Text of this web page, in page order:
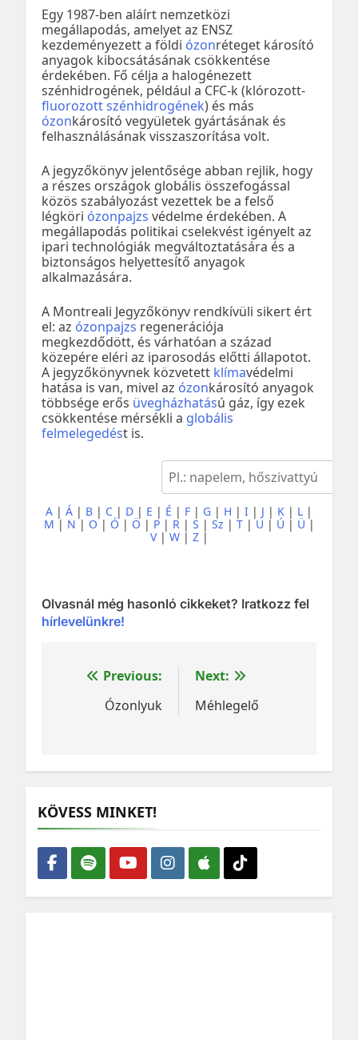
Egy 1987-ben aláírt nemzetközi
megállapodás, amelyet az ENSZ
kezdeményezett a földi ózonréteget károsító
anyagok kibocsátásának csökkentése
érdekében. Fő célja a halogénezett
szénhidrogének, például a CFC-k (klórozott-
fluorozott szénhidrogének) és más
ózonkárosító vegyületek gyártásának és
felhasználásának visszaszorítása volt.
A jegyzőkönyv jelentősége abban rejlik, hogy
a részes országok globális összefogással
közös szabályozást vezettek be a felső
légköri ózonpajzs védelme érdekében. A
megállapodás politikai cselekvést igényelt az
ipari technológiák megváltoztatására és a
biztonságos helyettesítő anyagok
alkalmazására.
A Montreali Jegyzőkönyv rendkívüli sikert ért
el: az ózonpajzs regenerációja
megkezdődött, és várhatóan a század
közepére eléri az iparosodás előtti állapotot.
A jegyzőkönyvnek közvetett klímavédelmi
hatása is van, mivel az ózonkárosító anyagok
többsége erős üvegházhatású gáz, így ezek
csökkentése mérsékli a globális
felmelegedést is.
A | Á | B | C | D | E | É | F | G | H | I | J | K | L |
M | N | O| Ó| Ö| P| R | S | Sz | T|U | Ú | Ü |
V|W| Z|
Olvasnál még hasonló cikkeket? Iratkozz fel
hírlevelünkre!
Bejegyzés
navigáció
Previous:
Ózonlyuk
Next:
Méhlegelő
KÖVESS MINKET!